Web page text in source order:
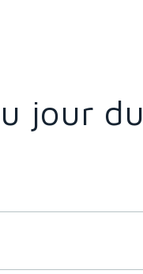
jour du